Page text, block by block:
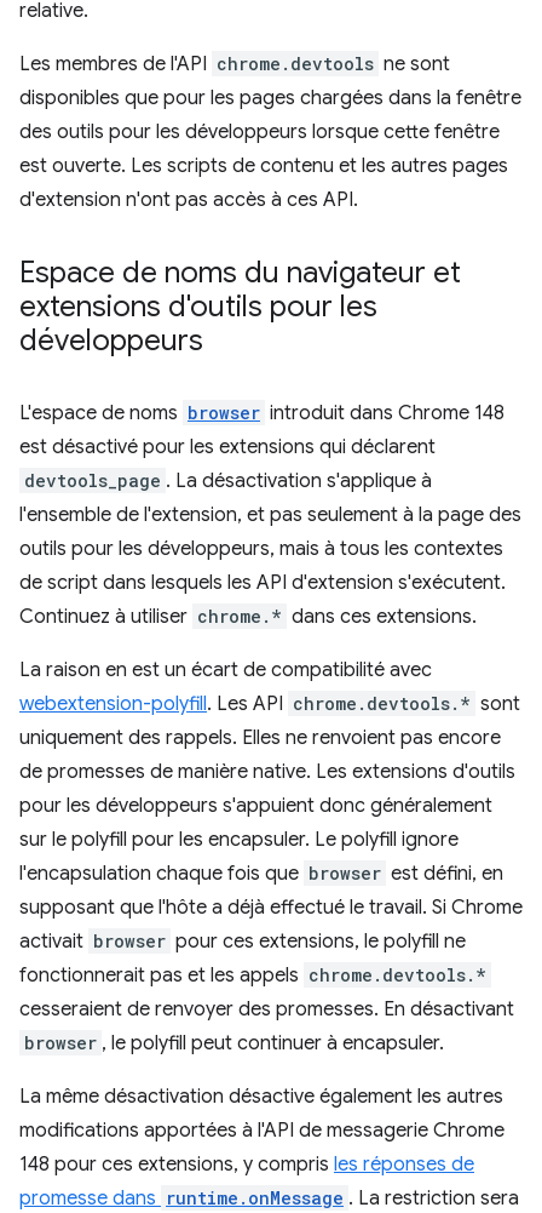
relative.
Les membres de l'API chrome.devtools ne sont
disponibles que pour les pages chargées dans la fenêtre
des outils pour les développeurs lorsque cette fenêtre
est ouverte. Les scripts de contenu et les autres pages
d'extension n'ont pas accès à ces API.
Espace de noms du navigateur et
extensions d'outils pour les
développeurs
L'espace de noms browser introduit dans Chrome 148
est désactivé pour les extensions qui déclarent
devtools_page . La désactivation s'applique à
l'ensemble de l'extension, et pas seulement à la page des
outils pour les développeurs, mais à tous les contextes
de script dans lesquels les API d'extension s'exécutent.
Continuez à utiliser chrome.* dans ces extensions.
La raison en est un écart de compatibilité avec
webextension-polyfill. Les API chrome.devtools.* sont
uniquement des rappels. Elles ne renvoient pas encore
de promesses de manière native. Les extensions d'outils
pour les développeurs s'appuient donc généralement
sur le polyfill pour les encapsuler. Le polyfill ignore
l'encapsulation chaque fois que browser est défini, en
supposant que l'hôte a déjà effectué le travail. Si Chrome
activait browser pour ces extensions, le polyfill ne
fonctionnerait pas et les appels chrome.devtools.*
cesseraient de renvoyer des promesses. En désactivant
browser , le polyfill peut continuer à encapsuler.
La même désactivation désactive également les autres
modifications apportées à l'API de messagerie Chrome
148 pour ces extensions, y compris les réponses de
promesse dans runtime.onMessage . La restriction sera